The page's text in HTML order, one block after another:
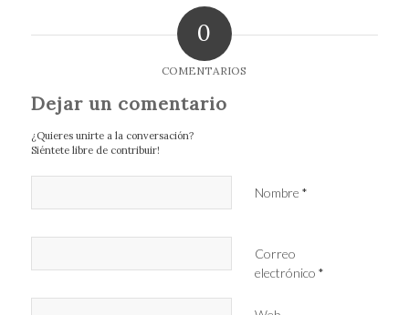
0
COMENTARIOS
Dejar un comentario
¿Quieres unirte a la conversación?
Siéntete libre de contribuir!
Nombre *
Correo
electrónico *